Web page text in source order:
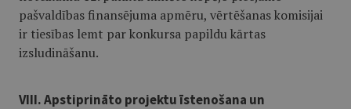
pašvaldības finansējuma apmēru, vērtēšanas komisijai
ir tiesības lemt par konkursa papildu kārtas
izsludināšanu.
VIII. Apstiprināto projektu īstenošana un